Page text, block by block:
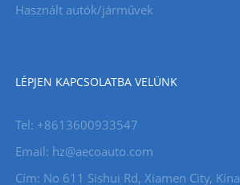
Használt autók/járművek
LÉPJEN KAPCSOLATBA VELÜNK
Tel: +8613600933547
Email: hz@aecoauto.com
Cím: No 611 Sishui Rd, Xiamen City, Kína